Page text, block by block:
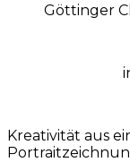
Göttinger
Kreativität aus